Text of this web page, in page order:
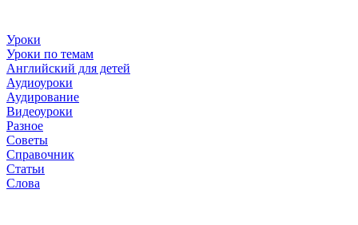
Уроки
Уроки по темам
Английский для детей
Аудиоуроки
Аудирование
Видеоуроки
Разное
Советы
Справочник
Статьи
Слова